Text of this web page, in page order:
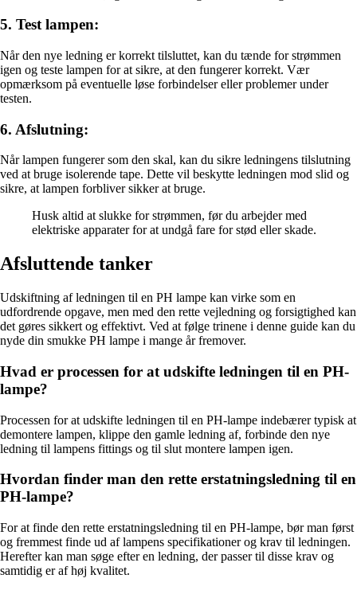
5. Test lampen:
Når den nye ledning er korrekt tilsluttet, kan du tænde for strømmen
igen og teste lampen for at sikre, at den fungerer korrekt. Vær
opmærksom på eventuelle løse forbindelser eller problemer under
testen.
6. Afslutning:
Når lampen fungerer som den skal, kan du sikre ledningens tilslutning
ved at bruge isolerende tape. Dette vil beskytte ledningen mod slid og
sikre, at lampen forbliver sikker at bruge.
Husk altid at slukke for strømmen, før du arbejder med
elektriske apparater for at undgå fare for stød eller skade.
Afsluttende tanker
Udskiftning af ledningen til en PH lampe kan virke som en
udfordrende opgave, men med den rette vejledning og forsigtighed kan
det gøres sikkert og effektivt. Ved at følge trinene i denne guide kan du
nyde din smukke PH lampe i mange år fremover.
Hvad er processen for at udskifte ledningen til en PH-
lampe?
Processen for at udskifte ledningen til en PH-lampe indebærer typisk at
demontere lampen, klippe den gamle ledning af, forbinde den nye
ledning til lampens fittings og til slut montere lampen igen.
Hvordan finder man den rette erstatningsledning til en
PH-lampe?
For at finde den rette erstatningsledning til en PH-lampe, bør man først
og fremmest finde ud af lampens specifikationer og krav til ledningen.
Herefter kan man søge efter en ledning, der passer til disse krav og
samtidig er af høj kvalitet.